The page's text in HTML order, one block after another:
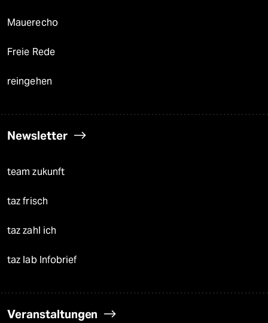
Mauerecho
Freie Rede
reingehen
Newsletter
team zukunft
taz frisch
taz zahl ich
taz lab Infobrief
Veranstaltungen